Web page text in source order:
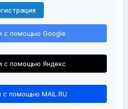
с помощью Google
с помощью Яндекс
с помощью MAIL.RU